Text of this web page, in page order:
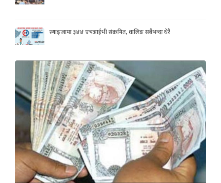
स्याङ्जामा ३४४ एचआईभी संक्रमित, वालिङ सबैभन्दा धेरै